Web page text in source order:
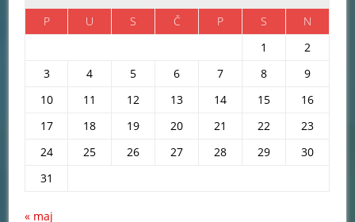
P
U S Č P S
N
1
2
3
4 5 6 7 8
9
10
11 12 13 14 15
16
17
18 19 20 21 22
23
24
25 26 27 28 29
30
31
« maj